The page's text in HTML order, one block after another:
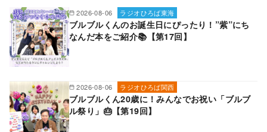
2026-08-06 ラジオひろば東海
ブルブルくんのお誕生日にぴったり！”紫”にち
なんだ本をご紹介📚【第17回】
2026-08-06 ラジオひろば関西
ブルブルくん20歳に！みんなでお祝い「ブルブ
ル祭り」🎂【第19回】